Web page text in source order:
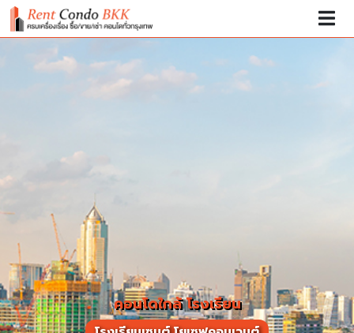
คอนโดใกล้ โรงเรียน